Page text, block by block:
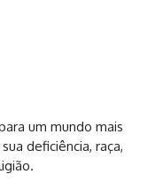
um mundo mais
deficiência, raça,